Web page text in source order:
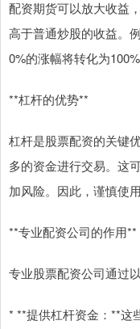
配资期货可以放大收益
高于普通炒股的收益。
0%的涨幅将转化为100%
**杠杆的优势**
杠杆是股票配资的关键
多的资金进行交易。这
加风险。因此，谨慎使
**专业配资公司的作用**
专业股票配资公司通过
* **提供杠杆资金：**这